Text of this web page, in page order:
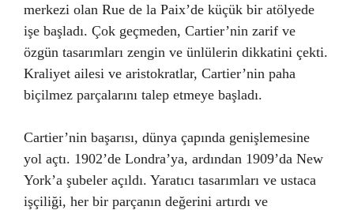
merkezi olan Rue de la Paix’de küçük bir atölyede
işe başladı. Çok geçmeden, Cartier’nin zarif ve
özgün tasarımları zengin ve ünlülerin dikkatini çekti.
Kraliyet ailesi ve aristokratlar, Cartier’nin paha
biçilmez parçalarını talep etmeye başladı.
Cartier’nin başarısı, dünya çapında genişlemesine
yol açtı. 1902’de Londra’ya, ardından 1909’da New
York’a şubeler açıldı. Yaratıcı tasarımları ve ustaca
işçiliği, her bir parçanın değerini artırdı ve